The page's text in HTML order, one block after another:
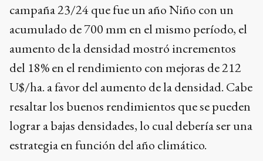
campaña 23/24 que fue un año Niño con un
acumulado de 700 mm en el mismo período, el
aumento de la densidad mostró incrementos
del 18% en el rendimiento con mejoras de 212
U$/ha. a favor del aumento de la densidad. Cabe
resaltar los buenos rendimientos que se pueden
lograr a bajas densidades, lo cual debería ser una
estrategia en función del año climático.